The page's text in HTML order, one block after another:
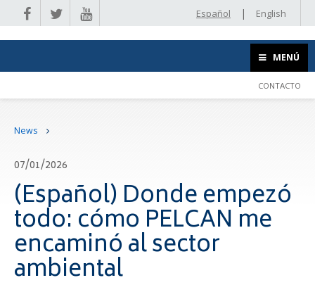
Español | English
MENÚ
CONTACTO
News
07/01/2026
(Español) Donde empezó
todo: cómo PELCAN me
encaminó al sector
ambiental